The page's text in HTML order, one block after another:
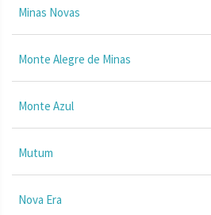
Minas Novas
Monte Alegre de Minas
Monte Azul
Mutum
Nova Era